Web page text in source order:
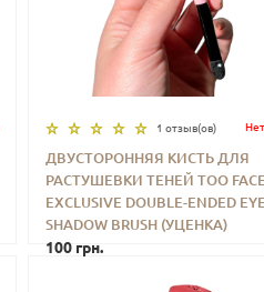
1 отзыв(ов)
ДВУСТОРОННЯЯ КИСТЬ ДЛЯ
РАСТУШЕВКИ ТЕНЕЙ TOO
EXCLUSIVE DOUBLE-ENDED EYE
SHADOW BRUSH (УЦЕНКА)
100 грн.
- +